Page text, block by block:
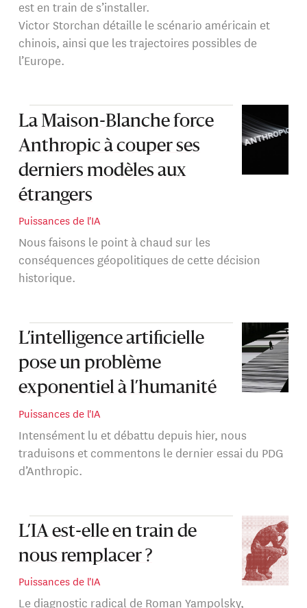
est en train de s’installer.
Victor Storchan détaille le scénario américain et
chinois, ainsi que les trajectoires possibles de
l’Europe.
La Maison-Blanche force
Anthropic à couper ses
derniers modèles aux
étrangers
Puissances de l'IA
Nous faisons le point à chaud sur les
conséquences géopolitiques de cette décision
historique.
L’intelligence artificielle
pose un problème
exponentiel à l’humanité
Puissances de l'IA
Intensément lu et débattu depuis hier, nous
traduisons et commentons le dernier essai du PDG
d’Anthropic.
L’IA est-elle en train de
nous remplacer ?
Puissances de l'IA
Le diagnostic radical de Roman Yampolsky,